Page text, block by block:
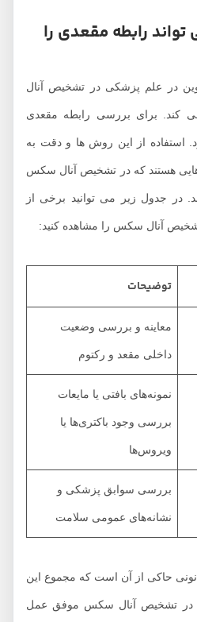
رابطه مقعدی را
علم پزشکی در تشخیص آنال
برای بررسی رابطه مقعدی
از این روش ها و دقت به
هستند که در تشخیص آنال سکس
جدول زیر می توانید برخی از
آنال سکس را مشاهده کنید:
توضیحات
معاینه و بررسی وضعیت
داخلی مقعد و رکتوم
نمونه‌های بافتی یا مایعات
بررسی وجود باکتری‌ها یا
ویروس‌ها
بررسی سوابق پزشکی و
نشانه‌های عمومی سلامت
حاکی از آن است که مجموع این
75 درصد در تشخیص آنال سکس موفق عمل